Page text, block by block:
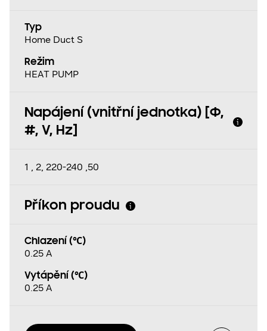
Typ
Home Duct S
Režim
HEAT PUMP
Napájení (vnitřní jednotka) [Φ,
#, V, Hz]
1 , 2, 220-240 ,50
Příkon proudu
Chlazení (℃)
0.25 A
Vytápění (℃)
0.25 A